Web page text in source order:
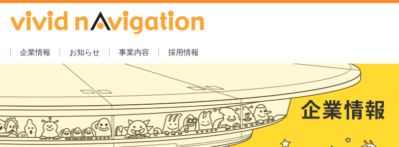
企業情報 お知らせ 事業内容 採用情報